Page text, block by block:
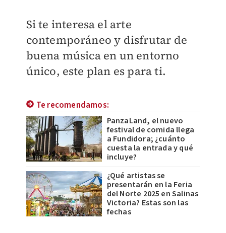
Si te interesa el arte
contemporáneo y disfrutar de
buena música en un entorno
único, este plan es para ti.
Te recomendamos:
PanzaLand, el nuevo
festival de comida llega
a Fundidora; ¿cuánto
cuesta la entrada y qué
incluye?
¿Qué artistas se
presentarán en la Feria
del Norte 2025 en Salinas
Victoria? Estas son las
fechas